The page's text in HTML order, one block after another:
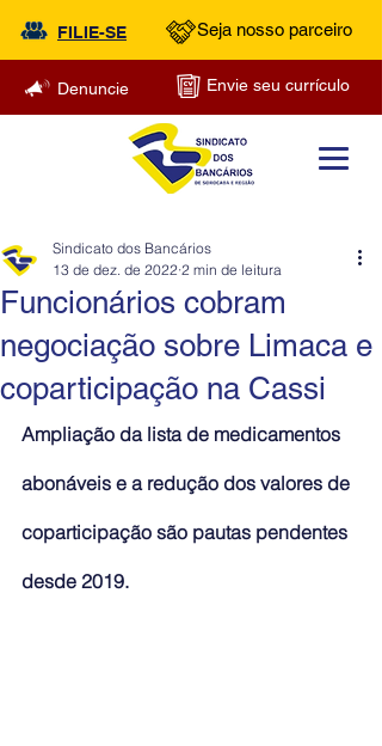
FILIE-SE Seja nosso parceiro
Denuncie Envie seu currículo
Funcionários cobram
negociação sobre Limaca e
coparticipação na Cassi
Sindicato dos Bancários
13 de dez. de 2022 2 min de leitura
Ampliação da lista de medicamentos
abonáveis e a redução dos valores de
coparticipação são pautas pendentes
desde 2019.